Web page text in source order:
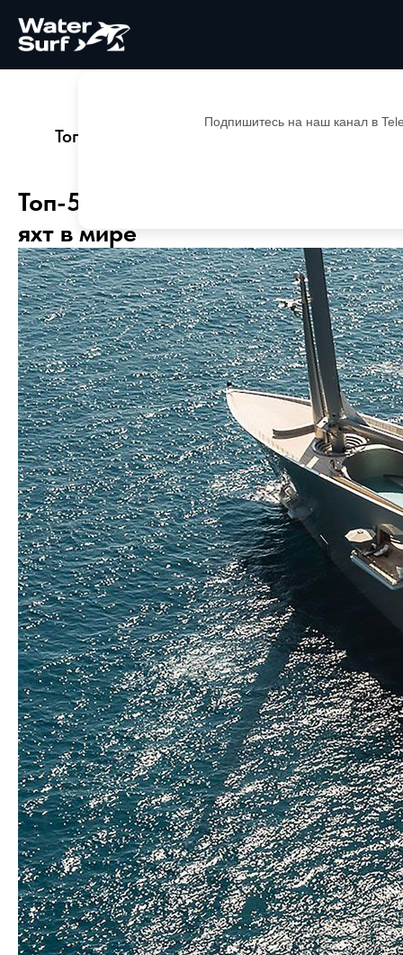
Подпишитесь на наш канал в
Блог
Топ-5 самых дорогих парусных яхт в
Топ-5 самых дорогих парусных
яхт в мире